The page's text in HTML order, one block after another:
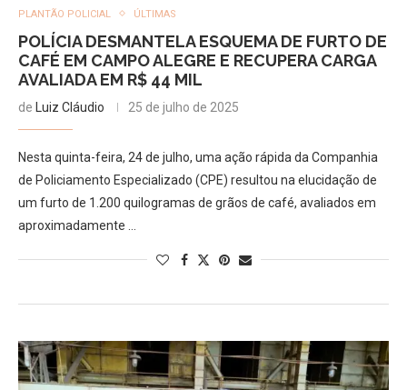
PLANTÃO POLICIAL ÚLTIMAS
POLÍCIA DESMANTELA ESQUEMA DE FURTO DE
CAFÉ EM CAMPO ALEGRE E RECUPERA CARGA
AVALIADA EM R$ 44 MIL
de Luiz Cláudio 25 de julho de 2025
Nesta quinta-feira, 24 de julho, uma ação rápida da Companhia
de Policiamento Especializado (CPE) resultou na elucidação de
um furto de 1.200 quilogramas de grãos de café, avaliados em
aproximadamente …